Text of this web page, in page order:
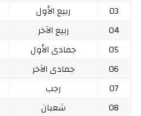
03
ربيع الأول
04
ربيع الآخر
05
جمادى الأول
06
جمادى الآخر
07
رجب
08
شعبان